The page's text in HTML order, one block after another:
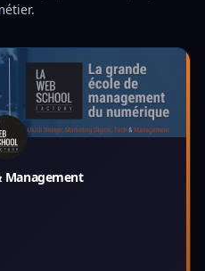
Management